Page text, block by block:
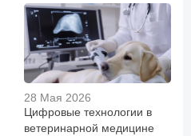
28 Мая 2026
Цифровые технологии в
ветеринарной медицине